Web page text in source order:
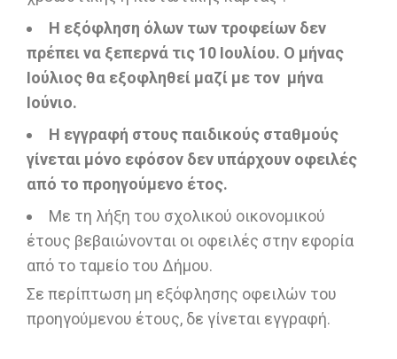
Η εξόφληση όλων των τροφείων δεν
πρέπει να ξεπερνά τις 10 Ιουλίου. Ο μήνας
Ιούλιος θα εξοφληθεί μαζί με τον μήνα
Ιούνιο.
Η εγγραφή στους παιδικούς σταθμούς
γίνεται μόνο εφόσον δεν υπάρχουν οφειλές
από το προηγούμενο έτος.
Με τη λήξη του σχολικού οικονομικού
έτους βεβαιώνονται οι οφειλές στην εφορία
από το ταμείο του Δήμου.
Σε περίπτωση μη εξόφλησης οφειλών του
προηγούμενου έτους, δε γίνεται εγγραφή.